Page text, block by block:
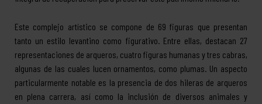
Este complejo artístico se compone de 69 figuras que presentan
tanto un estilo levantino como figurativo. Entre ellas, destacan 27
representaciones de arqueros, cuatro figuras humanas y tres cabras,
algunas de las cuales lucen ornamentos, como plumas. Un aspecto
particularmente notable es la presencia de dos hileras de arqueros
en plena carrera, así como la inclusión de diversos animales y